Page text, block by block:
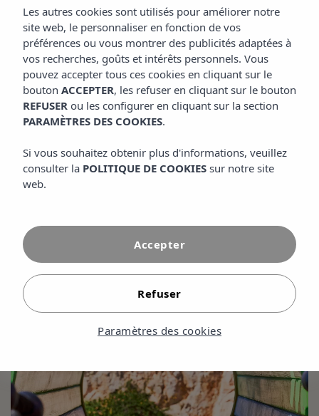
que vous puissiez bénéficier d'un séjour confortable,
amusant et en toute insouciance. Notre complexe allie des
installations modernes, une attention personnalisée et des
espaces conçus pour tous les âges. Que vous voyagiez en
famille, en couple ou en groupe, vous trouverez tout ce
dont vous avez besoin pour rendre vos vacances à
Minorque inoubliables.
EN SAVOIR PLUS
Les autres cookies sont utilisés pour améliorer notre
site web, le personnaliser en fonction de vos
préférences ou vous montrer des publicités adaptées à
vos recherches, goûts et intérêts personnels. Vous
pouvez accepter tous ces cookies en cliquant sur le
bouton ACCEPTER, les refuser en cliquant sur le bouton
REFUSER ou les configurer en cliquant sur la section
PARAMÈTRES DES COOKIES.
Si vous souhaitez obtenir plus d'informations, veuillez
consulter la POLITIQUE DE COOKIES sur notre site
web.
Paramètres des cookies
Refuser
Accepter